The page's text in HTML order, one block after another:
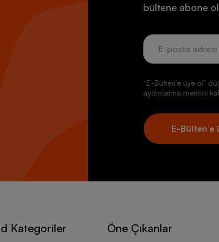
bültene abone
“E-Bülten’e üye ol”
aydınlatma metnini
E-Bülten’e
Kategoriler Öne Çıkanlar